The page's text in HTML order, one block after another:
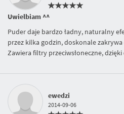
Uwielbiam ^^
Puder daje bardzo ładny, naturalny
przez kilka godzin, doskonale
Zawiera filtry przeciwsłoneczne,
ewedzi
2014-09-06